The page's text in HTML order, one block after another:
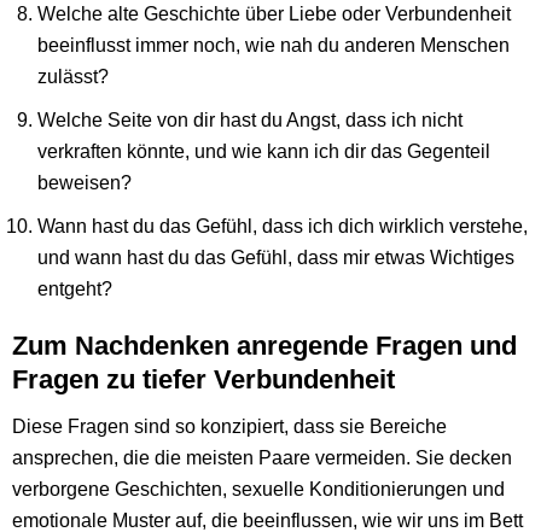
Welche alte Geschichte über Liebe oder Verbundenheit
beeinflusst immer noch, wie nah du anderen Menschen
zulässt?
Welche Seite von dir hast du Angst, dass ich nicht
verkraften könnte, und wie kann ich dir das Gegenteil
beweisen?
Wann hast du das Gefühl, dass ich dich wirklich verstehe,
und wann hast du das Gefühl, dass mir etwas Wichtiges
entgeht?
Zum Nachdenken anregende Fragen und
Fragen zu tiefer Verbundenheit
Diese Fragen sind so konzipiert, dass sie Bereiche
ansprechen, die die meisten Paare vermeiden. Sie decken
verborgene Geschichten, sexuelle Konditionierungen und
emotionale Muster auf, die beeinflussen, wie wir uns im Bett